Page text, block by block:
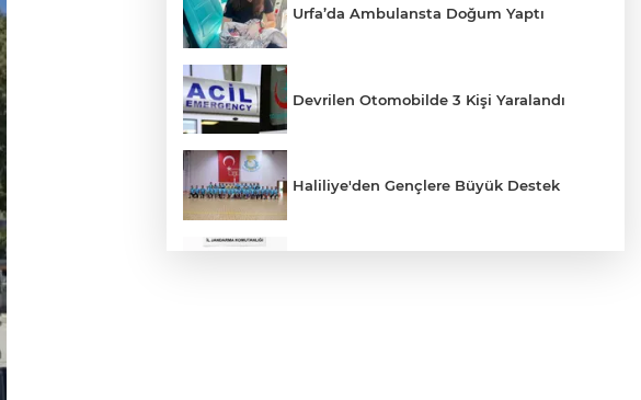
Urfa’da Ambulansta Doğum Yaptı
Devrilen Otomobilde 3 Kişi Yaralandı
Haliliye'den Gençlere Büyük Destek